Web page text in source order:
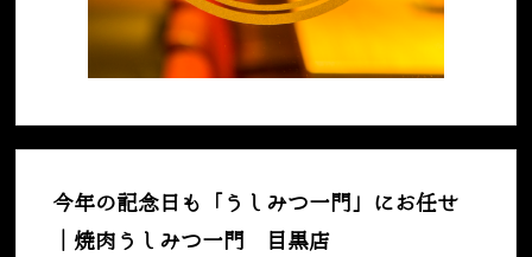
今年の記念日も「うしみつ一門」にお任せ
｜焼肉うしみつ一門 目黒店